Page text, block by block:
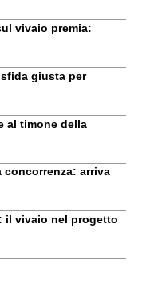
vivaio premia:
sfida giusta per
al timone della
concorrenza: arriva
il vivaio nel progetto